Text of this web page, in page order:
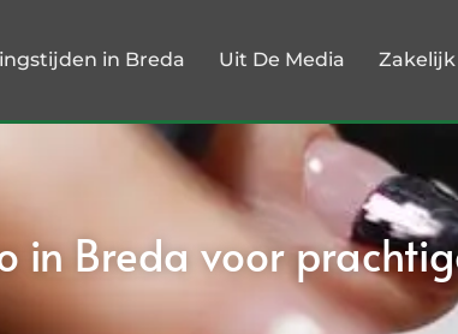
in Breda Uit De Media
in Breda voor